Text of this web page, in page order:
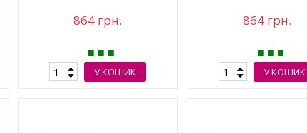
864 грн.
У КОШИК
864 грн.
У КОШИК